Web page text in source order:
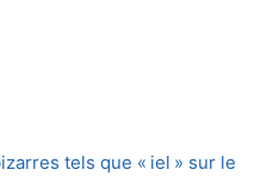
tels que « iel » sur le